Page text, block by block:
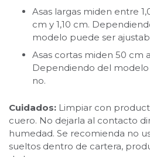
Asas largas miden entre
cm y 1,10 cm.
modelo puede ser
Asas cortas miden 50 cm
Dependiendo del
no.
Cuidados: Limpiar con
cuero. No dejarla al contacto
humedad. Se recomienda no
sueltos dentro de cartera,